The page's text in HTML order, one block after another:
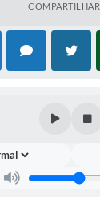
COMPARTILHAR